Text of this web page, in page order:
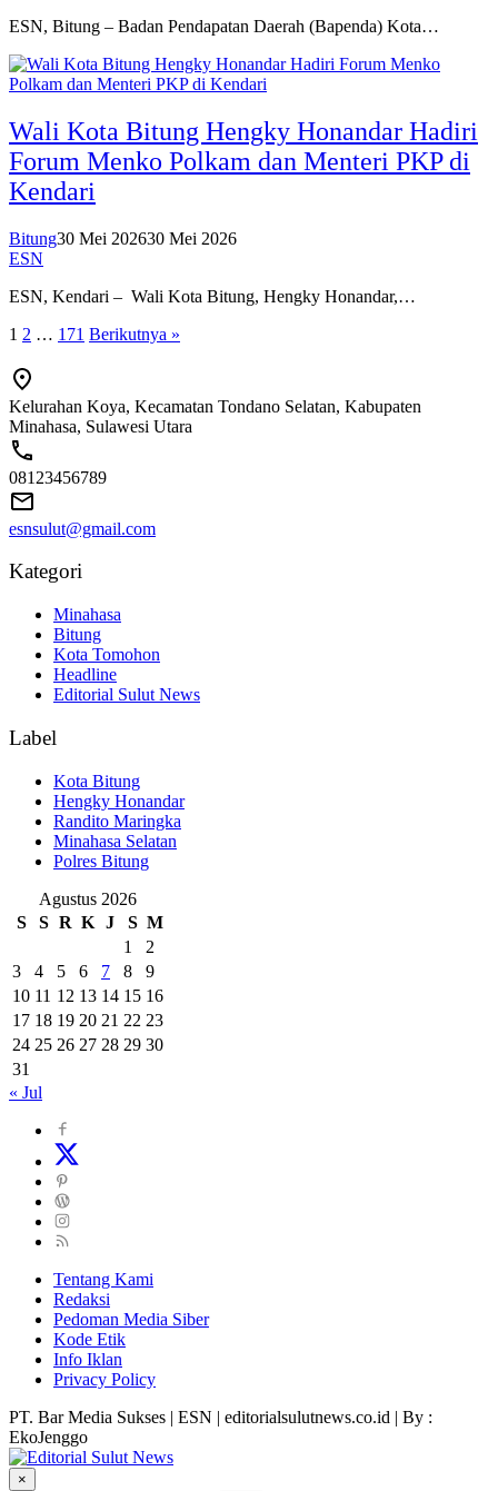
ESN, Bitung – Badan Pendapatan Daerah (Bapenda) Kota…
Wali Kota Bitung Hengky Honandar Hadiri
Forum Menko Polkam dan Menteri PKP di
Kendari
Bitung30 Mei 202630 Mei 2026
ESN
ESN, Kendari – Wali Kota Bitung, Hengky Honandar,…
Paginasi
pos
1 2 … 171 Berikutnya »
Kelurahan Koya, Kecamatan Tondano Selatan, Kabupaten
Minahasa, Sulawesi Utara
08123456789
esnsulut@gmail.com
Kategori
Minahasa
Bitung
Kota Tomohon
Headline
Editorial Sulut News
Label
Kota Bitung
Hengky Honandar
Randito Maringka
Minahasa Selatan
Polres Bitung
Agustus 2026
S
S R K J S M
1
2
3
4 5 6 7 8
9
10 11 12 13 14 15 16
17 18 19 20 21 22 23
24 25 26 27 28 29 30
31
« Jul
Tentang Kami
Redaksi
Pedoman Media Siber
Kode Etik
Info Iklan
Privacy Policy
PT. Bar Media Sukses | ESN | editorialsulutnews.co.id | By :
EkoJenggo
×